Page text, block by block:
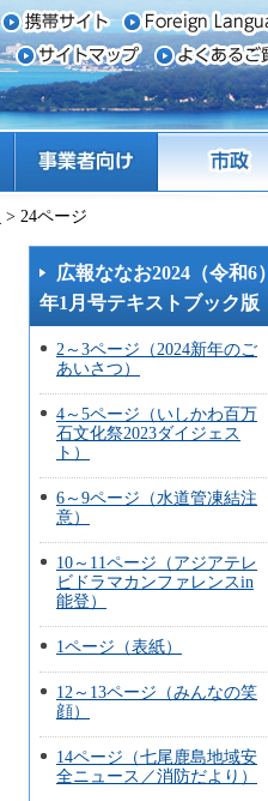
市政
> 24ページ
広報ななお2024（令和6）
年1月号テキストブック版
2～3ページ（2024新年のご
あいさつ）
4～5ページ（いしかわ百万
石文化祭2023ダイジェス
ト）
6～9ページ（水道管凍結注
意）
10～11ページ（アジアテレ
ビドラマカンファレンスin
能登）
1ページ（表紙）
12～13ページ（みんなの笑
顔）
14ページ（七尾鹿島地域安
全ニュース／消防だより）